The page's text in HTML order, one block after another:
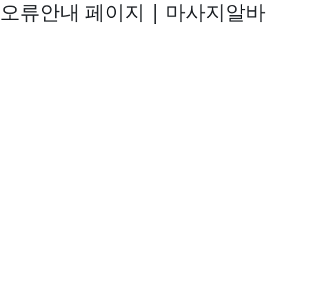
오류안내 페이지 | 마사지알바